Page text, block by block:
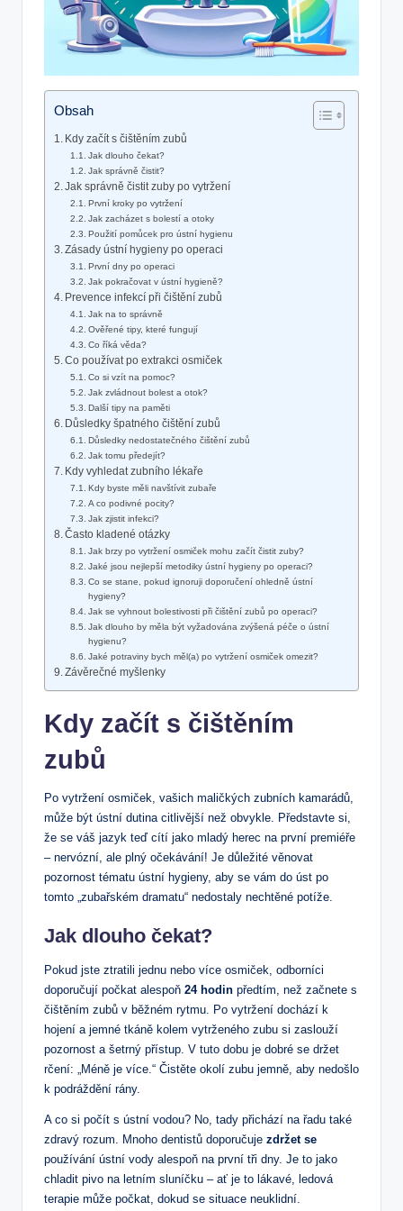
Obsah
Kdy začít s čištěním zubů
Jak dlouho​ čekat?
Jak správně čistit?
Jak správně⁤ čistit zuby⁢ po ⁢vytržení
První kroky po vytržení
Jak zacházet s bolestí‍ a otoky
Použití ‌pomůcek pro ‍ústní hygienu
Zásady ústní hygieny po operaci
První dny po operaci
Jak pokračovat v ústní hygieně?
Prevence infekcí při čištění zubů
Jak na to správně
Ověřené ⁣tipy, které fungují
Co říká věda?
Co používat po extrakci​ osmiček
Co si vzít na pomoc?
Jak zvládnout bolest a otok?
Další tipy na paměti
Důsledky špatného čištění ⁤zubů
Důsledky nedostatečného čištění zubů
Jak tomu předejít?
Kdy vyhledat ⁤zubního lékaře
Kdy⁤ byste měli navštívit zubaře
A co podivné pocity?
Jak zjistit ⁤infekci?
Často kladené otázky
Jak brzy po vytržení osmiček mohu začít​ čistit zuby?
Jaké jsou nejlepší metodiky ústní‍ hygieny po operaci?
Co ‌se⁤ stane, pokud ignoruji doporučení ohledně ústní
hygieny?
Jak se vyhnout bolestivosti při čištění zubů po‍ operaci?
Jak dlouho by měla být vyžadována⁣ zvýšená péče ​o ústní‍
hygienu?
Jaké ‌potraviny bych ​měl(a) po vytržení osmiček omezit?
Závěrečné myšlenky
Kdy začít s čištěním
zubů
Po vytržení osmiček, vašich maličkých zubních kamarádů,
⁤může být ústní⁢ dutina citlivější než obvykle. ​Představte si, ​
že se ⁤váš ‌jazyk teď cítí jako mladý herec na první premiéře⁣
– nervózní, ‌ale plný očekávání! Je důležité ⁣věnovat
pozornost tématu ústní⁤ hygieny, aby se vám⁤ do úst po
tomto „zubařském dramatu“ nedostaly nechtěné potíže.
Jak dlouho​ čekat?
Pokud jste ztratili ‍jednu nebo ⁣více osmiček, odborníci
doporučují počkat alespoň 24 hodin předtím, než začnete s
čištěním ⁤zubů v běžném rytmu.​ Po vytržení‍ dochází k
hojení a jemné tkáně kolem vytrženého zubu⁤ si zaslouží
pozornost a ⁤šetrný přístup.⁤ V⁣ tuto dobu je ⁤dobré se držet
rčení: ‌„Méně je více.“ Čistěte okolí zubu jemně, aby nedošlo​
k podráždění rány.
A co si⁤ počít s ústní vodou?⁣ No, tady přichází na řadu také
zdravý rozum. Mnoho dentistů doporučuje zdržet se
používání ústní vody alespoň na první tři dny. Je to jako
chladit pivo na letním​ sluníčku – ať ‌je to lákavé, ledová
terapie ​může počkat, dokud se situace neuklidní.